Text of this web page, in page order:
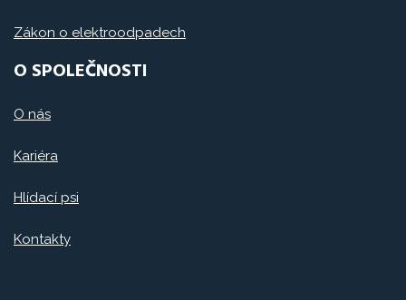
Zákon o elektroodpadech
O SPOLEČNOSTI
O nás
Kariéra
Hlídací psi
Kontakty